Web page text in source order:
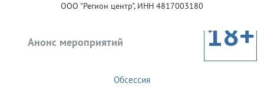
ООО "Регион центр", ИНН 4817003180
Анонс мероприятий 18+
Обсессия